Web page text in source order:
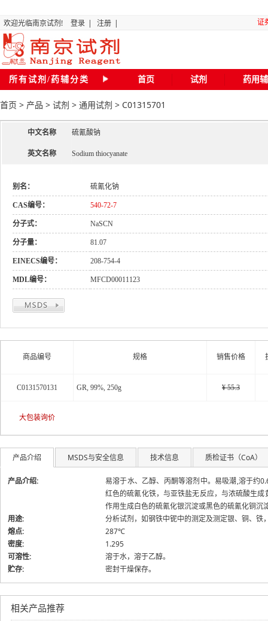
“关于
2024
南京试剂
欢迎光临南京试剂! 登录 | 注册 | 证
所有试剂/药辅分类 首页 试剂 药用
首页 > 产品 > 试剂 > 通用试剂 > C01315701
中文名称 硫氰酸钠
英文名称 Sodium thiocyanate
别名： 硫氰化钠
CAS编号： 540-72-7
分子式： NaSCN
分子量： 81.07
EINECS编号： 208-754-4
MDL编号： MFCD00011123
商品编号 规格 销售价格
C0131570131 GR, 99%, 250g ¥ 55.3
大包装询价
产品介绍 MSDS与安全信息 技术信息 质检证书（CoA）
产品介绍:
易溶于水、乙醇、丙酮等溶剂中。易吸潮,溶于约
红色的硫氰化铁，与亚铁盐无反应，与浓硫酸生
作用生成白色的硫氰化银沉淀或黑色的硫氰化铜
用途:
分析试剂，如钢铁中铌中的测定及测定银、铜、铁
熔点:
287℃
密度:
1.295
可溶性:
溶于水，溶于乙醇。
贮存:
密封干燥保存。
相关产品推荐